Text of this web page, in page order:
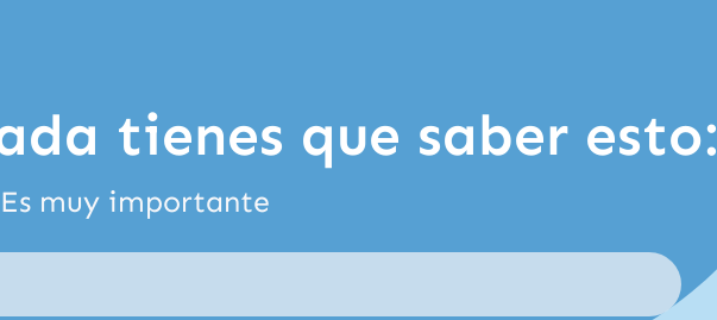
tienes que saber esto:
Es muy importante